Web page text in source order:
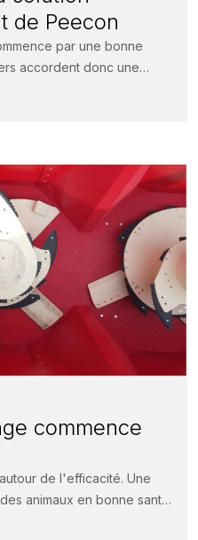
de Peecon
par une bonne
accordent donc une
commence
de l'efficacité. Une
animaux en bonne santé,